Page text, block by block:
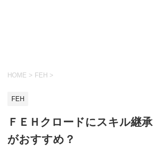
HOME > FEH >
FEH
ＦＥＨクロードにスキル継
がおすすめ？